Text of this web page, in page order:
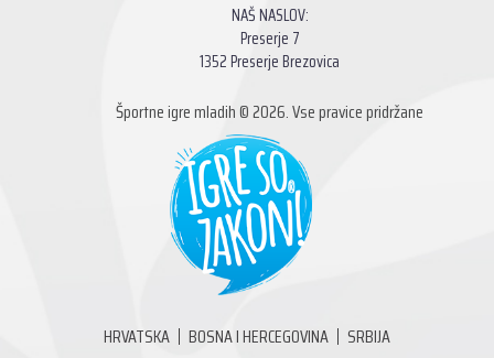
NAŠ NASLOV:
Preserje 7
1352 Preserje Brezovica
Športne igre mladih © 2026. Vse pravice pridržane
HRVATSKA BOSNA I HERCEGOVINA SRBIJA